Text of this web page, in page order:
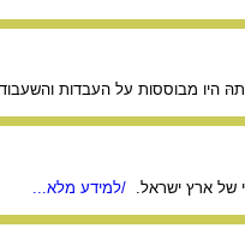
היו מבוססות על העבדות
של ארץ ישראל. /למידע מלא...